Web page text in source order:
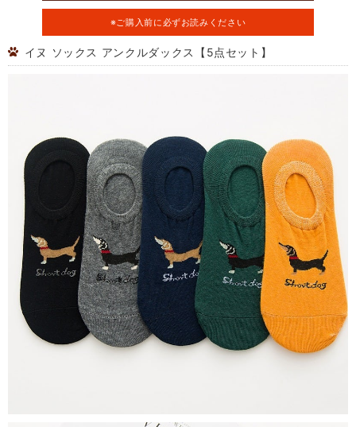
※ご購入前に必ずお読みください
イヌ ソックス アンクルダックス【5点セット】